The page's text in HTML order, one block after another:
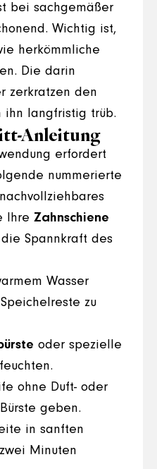
bei sachgemäßer
Wichtig ist,
herkömmliche
Die darin
zerkratzen den
ihn langfristig trüb.
Anleitung
erfordert
nummerierte
Ihre Zahnschiene
Spannkraft des
Wasser
zu
oder spezielle
ohne Duft- oder
geben.
in sanften
Minuten